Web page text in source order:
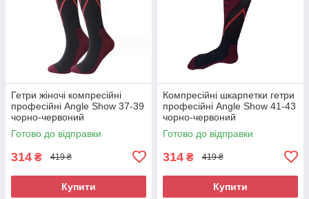
Гетри жіночі компресійні
професійні Angle Show 37-39
чорно-червоний
Готово до відправки
314 ₴ 419 ₴
Купити
Компресійні шкарпетки гетри
професійні Angle Show 41-43
чорно-червоний
Готово до відправки
314 ₴ 419 ₴
Купити